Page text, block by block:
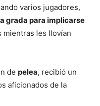
varios jugadores,
grada para implicarse
mientras les llovían
de pelea, recibió un
aficionados de la